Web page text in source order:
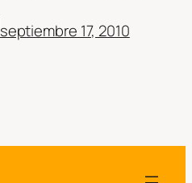
septiembre 17, 2010